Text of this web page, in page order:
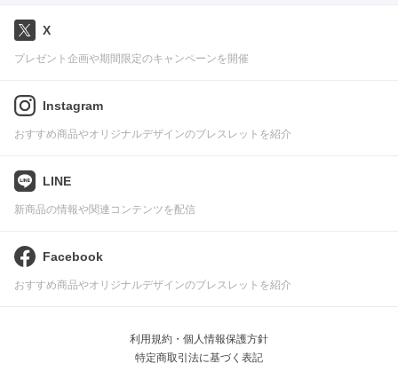
X
プレゼント企画や期間限定のキャンペーンを開催
Instagram
おすすめ商品やオリジナルデザインのブレスレットを紹介
LINE
新商品の情報や関連コンテンツを配信
Facebook
おすすめ商品やオリジナルデザインのブレスレットを紹介
利用規約・個人情報保護方針
特定商取引法に基づく表記